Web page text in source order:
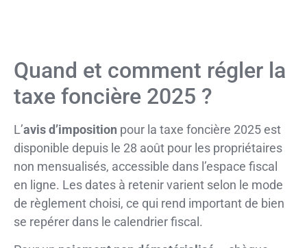
Quand et comment régler la
taxe foncière 2025 ?
L’avis d’imposition pour la taxe foncière 2025 est
disponible depuis le 28 août pour les propriétaires
non mensualisés, accessible dans l’espace fiscal
en ligne. Les dates à retenir varient selon le mode
de règlement choisi, ce qui rend important de bien
se repérer dans le calendrier fiscal.